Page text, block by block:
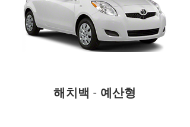
해치백 - 예산형